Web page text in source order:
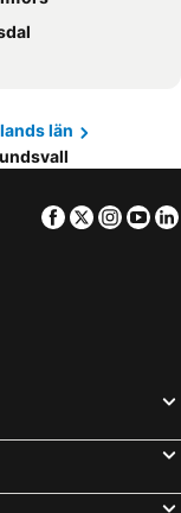
län
Facebook
Twitter